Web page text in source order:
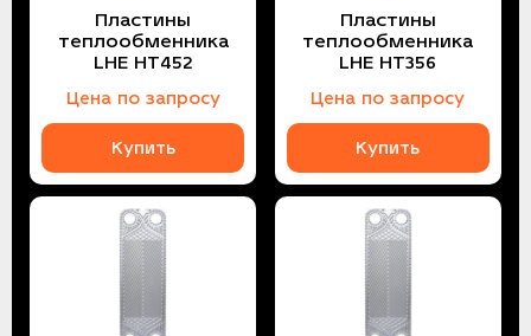
Пластины
теплообменника
LHE HT452
Цена по запросу
Купить
Пластины
теплообменника
LHE HT356
Цена по запросу
Купить